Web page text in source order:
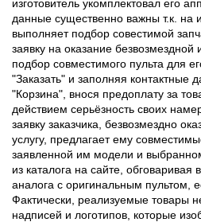
изготовитель укомплектовал его
данные существенно важны т.к. на
выполняет подбор совестимой
заявку на оказание
подбор совместимого пульта для
"Заказать" и заполняя контактные
"Корзина", внося предоплату за
действием серьёзность своих
заявку заказчика, безвозмездно
услугу, предлагает ему
заявленной им модели и
из каталога на сайте, обговаривая
аналога с оригинальным пультом,
Фактически, реализуемые товары
надписей и логотипов, которые